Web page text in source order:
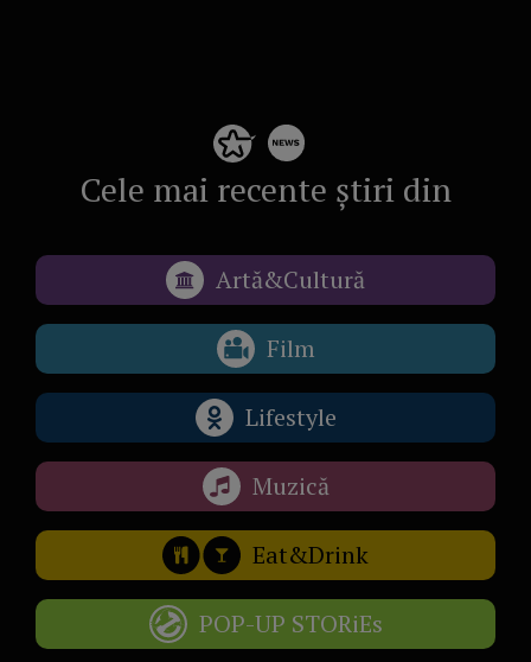
Cele mai recente știri din
Artă&Cultură
Film
Lifestyle
Muzică
Eat&Drink
POP-UP STORiEs